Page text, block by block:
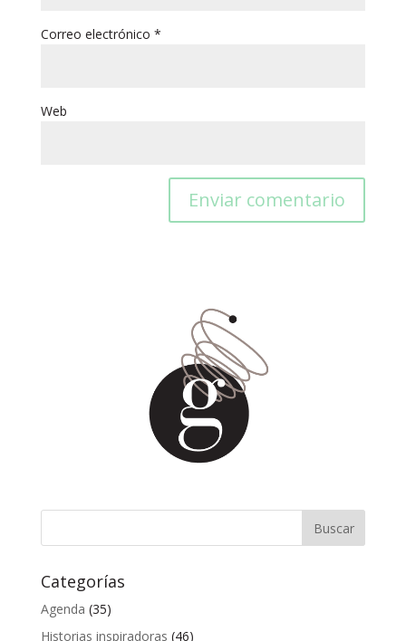
Correo electrónico *
Web
Categorías
Agenda (35)
Historias inspiradoras (46)